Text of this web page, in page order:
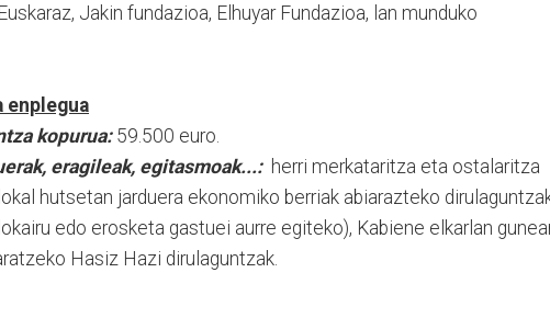
Jakin fundazioa, Elhuyar Fundazioa, lan munduko
enplegua
kopurua: 59.500 euro.
eragileak, egitasmoak...:herri merkataritza eta ostalaritza
hutsetan jarduera ekonomiko berriak abiarazteko
edo erosketa gastuei aurre egiteko), Kabiene elkarlan
Hasiz Hazi dirulaguntzak.